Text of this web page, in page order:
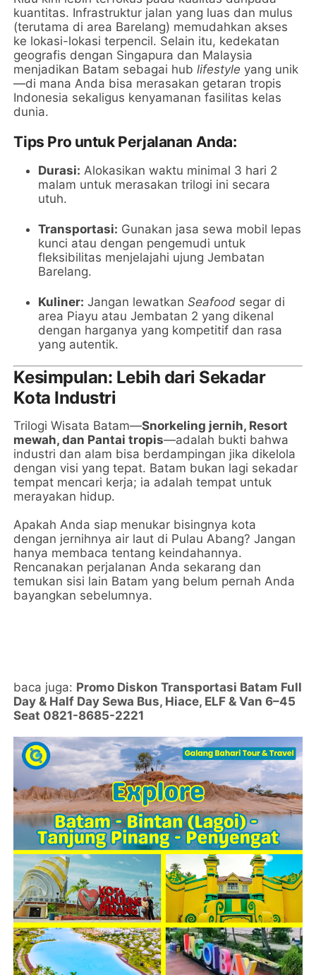
kuantitas. Infrastruktur jalan yang luas dan mulus
(terutama di area Barelang) memudahkan akses
ke lokasi-lokasi terpencil. Selain itu, kedekatan
geografis dengan Singapura dan Malaysia
menjadikan Batam sebagai hublifestyle yang unik
—di mana Anda bisa merasakan getaran tropis
Indonesia sekaligus kenyamanan fasilitas kelas
dunia.
Tips Pro untuk Perjalanan Anda:
Durasi: Alokasikan waktu minimal 3 hari 2
malam untuk merasakan trilogi ini secara
utuh.
Transportasi: Gunakan jasa sewa mobil lepas
kunci atau dengan pengemudi untuk
fleksibilitas menjelajahi ujung Jembatan
Barelang.
Kuliner: Jangan lewatkanSeafood segar di
area Piayu atau Jembatan 2 yang dikenal
dengan harganya yang kompetitif dan rasa
yang autentik.
Kesimpulan: Lebih dari Sekadar
Kota Industri
Trilogi Wisata Batam—Snorkeling jernih, Resort
mewah, dan Pantai tropis—adalah bukti bahwa
industri dan alam bisa berdampingan jika dikelola
dengan visi yang tepat. Batam bukan lagi sekadar
tempat mencari kerja; ia adalah tempat untuk
merayakan hidup.
Apakah Anda siap menukar bisingnya kota
dengan jernihnya air laut di Pulau Abang? Jangan
hanya membaca tentang keindahannya.
Rencanakan perjalanan Anda sekarang dan
temukan sisi lain Batam yang belum pernah Anda
bayangkan sebelumnya.
baca juga: Promo Diskon Transportasi Batam Full
Day & Half Day Sewa Bus, Hiace, ELF & Van 6–45
Seat 0821-8685-2221